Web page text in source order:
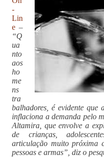
-
Lin
e –
“Q
ua
nto
aos
ho
me
ns
tra
balhadores, é evidente que
inflaciona a demanda pelo
Altamira, que envolve a
de crianças,
articulação muito próxima
pessoas e armas”, diz o